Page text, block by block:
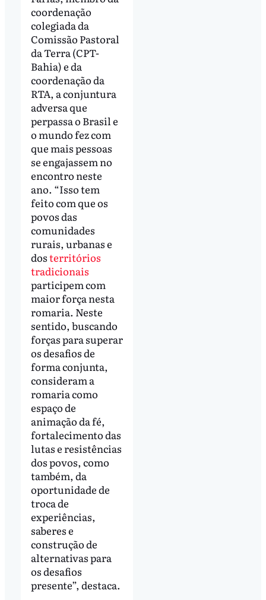
coordenação
colegiada da
Comissão Pastoral
da Terra (CPT-
Bahia) e da
coordenação da
RTA, a conjuntura
adversa que
perpassa o Brasil e
o mundo fez com
que mais pessoas
se engajassem no
encontro neste
ano. “Isso tem
feito com que os
povos das
comunidades
rurais, urbanas e
dosterritórios
tradicionais
participem com
maior força nesta
romaria. Neste
sentido, buscando
forças para superar
os desafios de
forma conjunta,
consideram a
romaria como
espaço de
animação da fé,
fortalecimento das
lutas e resistências
dos povos, como
também, da
oportunidade de
troca de
experiências,
saberes e
construção de
alternativas para
os desafios
presente”, destaca.